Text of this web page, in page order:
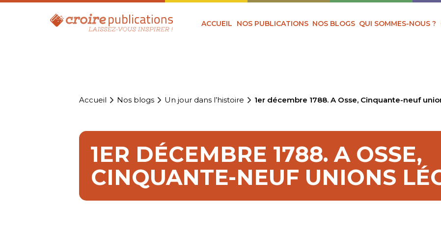
ACCUEIL NOS PUBLICATIONS NOS BLOGS QUI SOMMES-NOUS ?
Accueil Nos blogs Un jour dans l’histoire 1er décembre 1788. A Osse, Cinquante-neuf
1ER DÉCEMBRE 1788. A OSSE,
CINQUANTE-NEUF UNIONS